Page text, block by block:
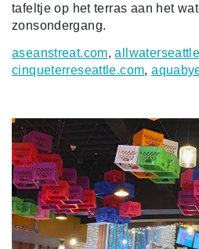
tafeltje op het terras aan het
zonsondergang.
aseanstreat.com,
cinqueterreseattle.com,